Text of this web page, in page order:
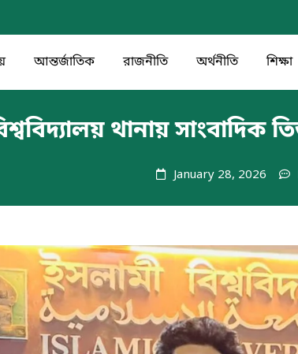
আন্তর্জাতিক রাজনীতি অর্থনীতি শিক্ষা
থানায় সাংবাদিক
January 28, 2026